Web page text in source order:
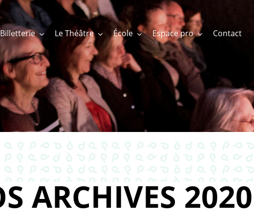
Billetterie Le Théâtre École Espace pro Contact
ARCHIVES 2020